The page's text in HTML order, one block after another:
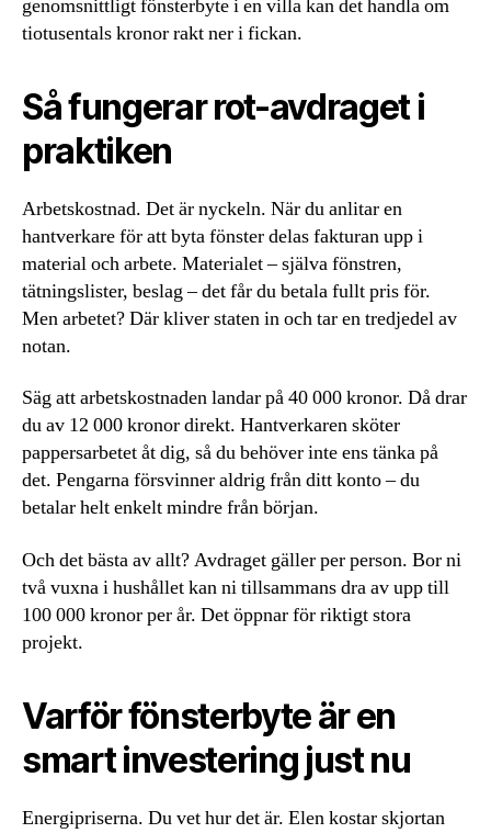
genomsnittligt fönsterbyte i en villa kan det handla om
tiotusentals kronor rakt ner i fickan.
Så fungerar rot-avdraget i
praktiken
Arbetskostnad. Det är nyckeln. När du anlitar en
hantverkare för att byta fönster delas fakturan upp i
material och arbete. Materialet – själva fönstren,
tätningslister, beslag – det får du betala fullt pris för.
Men arbetet? Där kliver staten in och tar en tredjedel av
notan.
Säg att arbetskostnaden landar på 40 000 kronor. Då drar
du av 12 000 kronor direkt. Hantverkaren sköter
pappersarbetet åt dig, så du behöver inte ens tänka på
det. Pengarna försvinner aldrig från ditt konto – du
betalar helt enkelt mindre från början.
Och det bästa av allt? Avdraget gäller per person. Bor ni
två vuxna i hushållet kan ni tillsammans dra av upp till
100 000 kronor per år. Det öppnar för riktigt stora
projekt.
Varför fönsterbyte är en
smart investering just nu
Energipriserna. Du vet hur det är. Elen kostar skjortan